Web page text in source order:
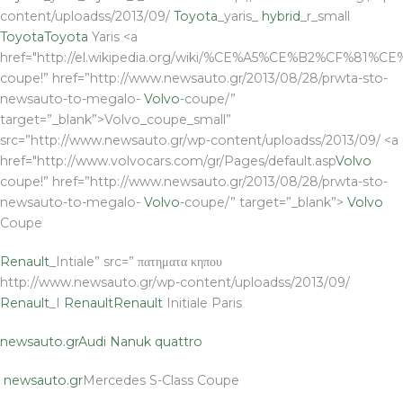
content/uploadss/2013/09/ Toyota _yaris_ hybrid _r_small
ToyotaToyota Yaris <a
href="http://el.wikipedia.org/wiki/
coupe!” href=”http://www.newsauto.gr/2013/08/28/prwta-sto-
newsauto-to-megalo- Volvo-coupe/”
target=”_blank”>Volvo_coupe_small”
src=”http://www.newsauto.gr/wp-content/uploadss/2013/09/ <a
href="http://www.volvocars.com/gr/Pages/default.aspVolvo
coupe!” href=”http://www.newsauto.gr/2013/08/28/prwta-sto-
newsauto-to-megalo- Volvo-coupe/” target=”_blank”> Volvo
Coupe
Renault _Intiale” src=” πατηματα κηπου
http://www.newsauto.gr/wp-content/uploadss/2013/09/
Renault _I RenaultRenault Initiale Paris
newsauto.grAudi Nanuk quattro
newsauto.grMercedes S-Class Coupe